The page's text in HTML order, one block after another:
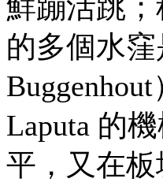
鮮蹦活跳
的多個水
Laputa 的
平，又在